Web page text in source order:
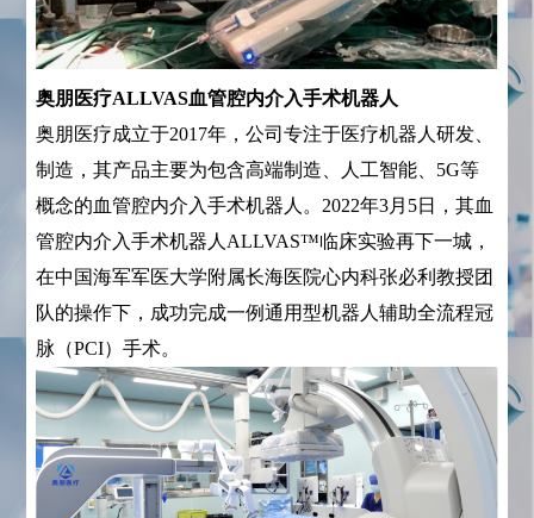
奥朋医疗ALLVAS血管腔内介入手术机器人
奥朋医疗成立于2017年，公司专注于医疗机器人研发、
制造，其产品主要为包含高端制造、人工智能、5G等
概念的血管腔内介入手术机器人。2022年3月5日，其血
管腔内介入手术机器人ALLVAS™临床实验再下一城，
在中国海军军医大学附属长海医院心内科张必利教授团
队的操作下，成功完成一例通用型机器人辅助全流程冠
脉（PCI）手术。